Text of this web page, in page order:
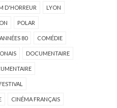
D'HORREUR LYON
POLAR
ANNÉES 80 COMÉDIE
DOCUMENTAIRE
FESTIVAL
CINÉMA FRANÇAIS